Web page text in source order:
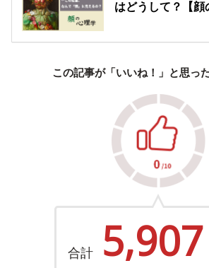
はどうして？【顔
この記事が「いいね！」と思っ
合計 5,907